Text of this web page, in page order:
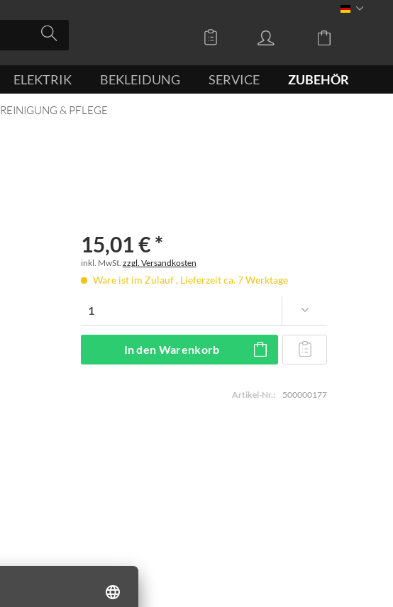
DEUTSCH
ELEKTRIK BEKLEIDUNG SERVICE ZUBEHÖR
REINIGUNG & PFLEGE
15,01 € *
inkl. MwSt. zzgl. Versandkosten
Ware ist im Zulauf , Lieferzeit ca. 7 Werktage
In den Warenkorb
Artikel-Nr.: 500000177